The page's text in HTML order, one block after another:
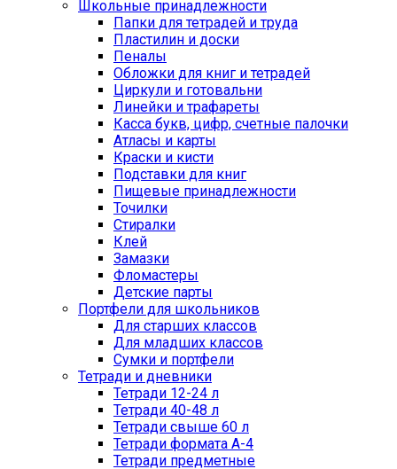
Школьные принадлежности
Папки для тетрадей и труда
Пластилин и доски
Пеналы
Обложки для книг и тетрадей
Циркули и готовальни
Линейки и трафареты
Касса букв, цифр, счетные палочки
Атласы и карты
Краски и кисти
Подставки для книг
Пищевые принадлежности
Точилки
Стиралки
Клей
Замазки
Фломастеры
Детские парты
Портфели для школьников
Для старших классов
Для младших классов
Сумки и портфели
Тетради и дневники
Тетради 12-24 л
Тетради 40-48 л
Тетради свыше 60 л
Тетради формата А-4
Тетради предметные